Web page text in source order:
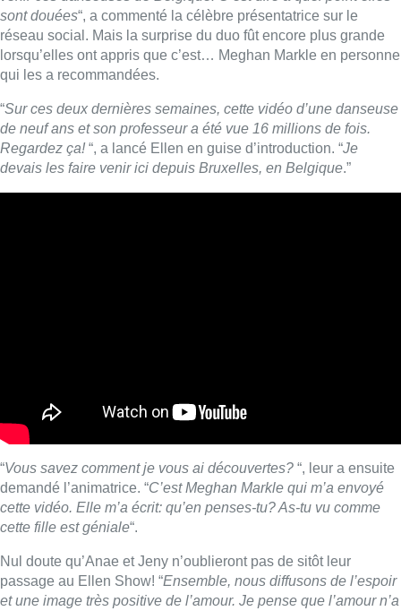
sont douées“, a commenté la célèbre présentatrice sur le
réseau social. Mais la surprise du duo fût encore plus grande
lorsqu’elles ont appris que c’est… Meghan Markle en personne
qui les a recommandées.
“Sur ces deux dernières semaines, cette vidéo d’une danseuse
de neuf ans et son professeur a été vue 16 millions de fois.
Regardez ça!“, a lancé Ellen en guise d’introduction. “Je
devais les faire venir ici depuis Bruxelles, en Belgique.”
“Vous savez comment je vous ai découvertes? “, leur a ensuite
demandé l’animatrice. “C’est Meghan Markle qui m’a envoyé
cette vidéo. Elle m’a écrit: qu’en penses-tu? As-tu vu comme
cette fille est géniale“.
Nul doute qu’Anae et Jeny n’oublieront pas de sitôt leur
passage au Ellen Show! “Ensemble, nous diffusons de l’espoir
et une image très positive de l’amour. Je pense que l’amour n’a